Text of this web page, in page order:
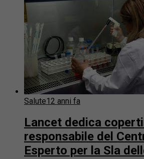
Salute12 anni fa
Lancet dedica
responsabile del
Esperto per la Sla